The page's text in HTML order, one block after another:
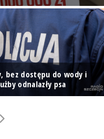
bez dostępu do wody i
odnalazły psa